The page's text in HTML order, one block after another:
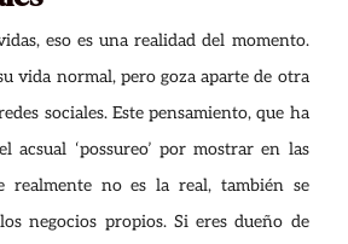
eso es una realidad del momento.
vida normal, pero goza aparte de otra
sociales. Este pensamiento, que ha
acsual ‘possureo’ por mostrar en las
realmente no es la real, también se
negocios propios. Si eres dueño de